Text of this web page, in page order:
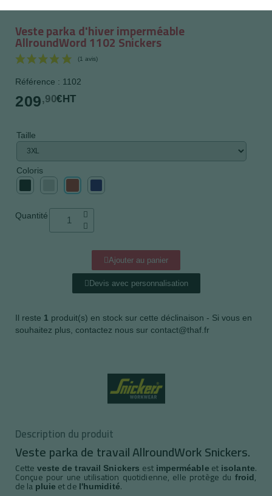
Veste parka d'hiver imperméable
AllroundWord 1102 Snickers
Référence : 1102
209,90€HT
Taille
Coloris
Quantité
Ajouter au panier
Devis avec personnalisation
Il reste 1 produit(s) en stock sur cette déclinaison - Si vous en
souhaitez plus, contactez nous sur contact@thaf.fr
Description du produit
Veste parka de travail AllroundWork Snickers.
Cette veste de travail Snickers est imperméable et isolante.
Conçue pour une utilisation quotidienne, elle protège du froid,
de la pluie et de l'humidité.